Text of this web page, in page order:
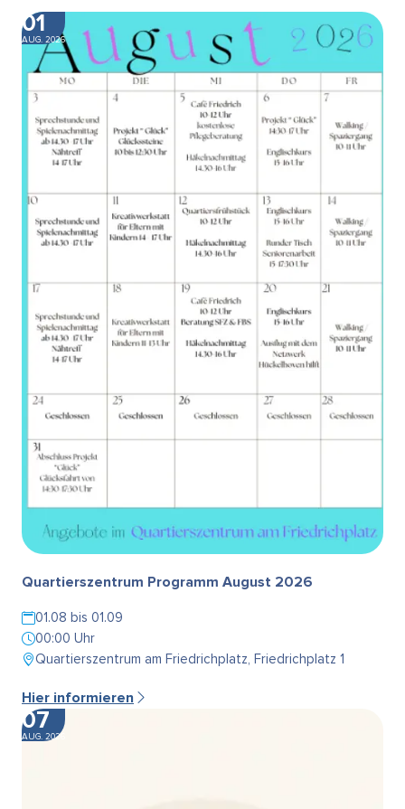
01
AUG. 2026
Quartierszentrum Programm August 2026
01.08 bis 01.09
00:00 Uhr
Quartierszentrum am Friedrichplatz, Friedrichplatz 1
Hier informieren
07
AUG. 2026